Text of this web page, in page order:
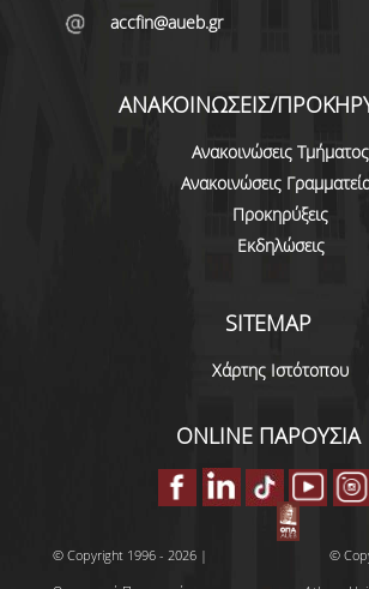
accfin@aueb.gr
ΑΝΑΚΟΙΝΩΣΕΙΣ/
Ανακοινώσεις Τμήματος
Ανακοινώσεις
Προκηρύξεις
Εκδηλώσεις
SITEMAP
Χάρτης Ιστότοπου
ONLINE ΠΑΡΟΥΣΙΑ
© Copyright 1996 - 2026 |
©